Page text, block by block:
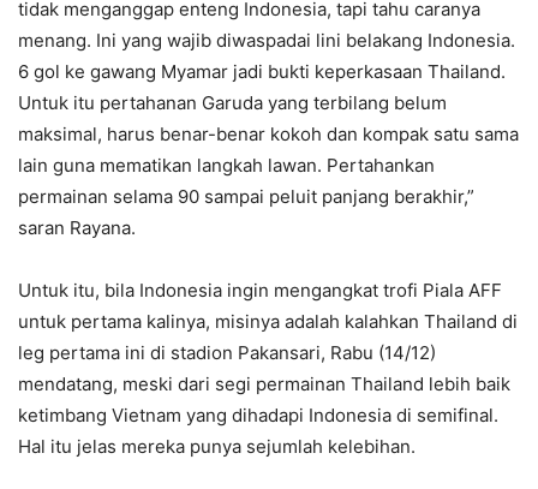
tidak menganggap enteng Indonesia, tapi tahu caranya
menang. Ini yang wajib diwaspadai lini belakang Indonesia.
6 gol ke gawang Myamar jadi bukti keperkasaan Thailand.
Untuk itu pertahanan Garuda yang terbilang belum
maksimal, harus benar-benar kokoh dan kompak satu sama
lain guna mematikan langkah lawan. Pertahankan
permainan selama 90 sampai peluit panjang berakhir,”
saran Rayana.
Untuk itu, bila Indonesia ingin mengangkat trofi Piala AFF
untuk pertama kalinya, misinya adalah kalahkan Thailand di
leg pertama ini di stadion Pakansari, Rabu (14/12)
mendatang, meski dari segi permainan Thailand lebih baik
ketimbang Vietnam yang dihadapi Indonesia di semifinal.
Hal itu jelas mereka punya sejumlah kelebihan.